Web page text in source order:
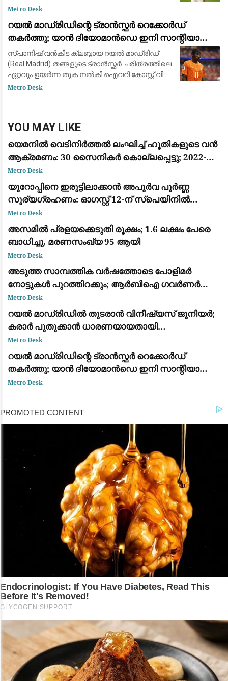
ഒപ്പുവെക്കാൻ ഒരുങ്ങുന്നു. പ്രമുഖ ട്രാൻസ്ഫർ
റൊമാനോയും 'ദ അത്‌ലറ്റികു'മാണ
Metro Desk
റയൽ മാഡ്രിഡിന്റെ ട്രാൻസ്ഫർ റെക്കോർഡ്
തകർത്തു; യാൻ ദിയോമാൻഡെ ഇനി സാന്റിയാഗോ
ബെർണബ്യൂവിൽ
സ്പാനിഷ് വൻകിട ക്ലബ്ബായ റയൽ മാഡ്രിഡ്
(Real Madrid) തങ്ങളുടെ ട്രാൻസ്ഫർ ചരിത്രത്തിലെ
ഏറ്റവും ഉയർന്ന തുക നൽകി ഐവറി കോസ്റ്റ് വിങ്
ഫോർവേഡ് യാൻ ദിയോമാൻഡെയെ (Yan
Metro Desk
YOU MAY LIKE
യെമനിൽ വെടിനിർത്തൽ ലംഘിച്ച് ഹൂതികളുടെ വൻ
ആക്രമണം: 30 സൈനികർ കൊല്ലപ്പെട്ടു; 2022-ന്
ശേഷമുള്ള ഏറ്റവും വലിയ ഏറ്റുമുട്ടൽ
Metro Desk
യൂറോപ്പിനെ ഇരുട്ടിലാക്കാൻ അപൂർവ പൂർണ്ണ
സൂര്യഗ്രഹണം: ഓഗസ്റ്റ് 12-ന് സ്പെയിനിൽ
പ്രകൃതിയുടെ വിസ്മയക്കാഴ്ച
Metro Desk
അസമിൽ പ്രളയക്കെടുതി രൂക്ഷം; 1.6 ലക്ഷം പേരെ
ബാധിച്ചു, മരണസംഖ്യ 95 ആയി
Metro Desk
അടുത്ത സാമ്പത്തിക വർഷത്തോടെ പോളിമർ
നോട്ടുകൾ പുറത്തിറക്കും; ആർബിഐ ഗവർണർ
സഞ്ജയ് മൽഹോത്ര
Metro Desk
റയൽ മാഡ്രിഡിൽ തുടരാൻ വിനീഷ്യസ് ജൂനിയർ;
കരാർ പുതുക്കാൻ ധാരണയായതായി
ഫാബ്രിസിയോ റൊമാനോയും ദ അത്‌ലറ്റിക്കും
Metro Desk
റയൽ മാഡ്രിഡിന്റെ ട്രാൻസ്ഫർ റെക്കോർഡ്
തകർത്തു; യാൻ ദിയോമാൻഡെ ഇനി സാന്റിയാഗോ
ബെർണബ്യൂവിൽ
Metro Desk